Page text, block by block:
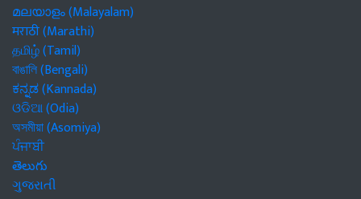
മലയാളം (Malayalam)
मराठी (Marathi)
தமிழ் (Tamil)
বাঙালি (Bengali)
ಕನ್ನಡ (Kannada)
ଓଡିଆ (Odia)
অসমীয়া (Asomiya)
ਪੰਜਾਬੀ
తెలుగు
ગુજરાતી